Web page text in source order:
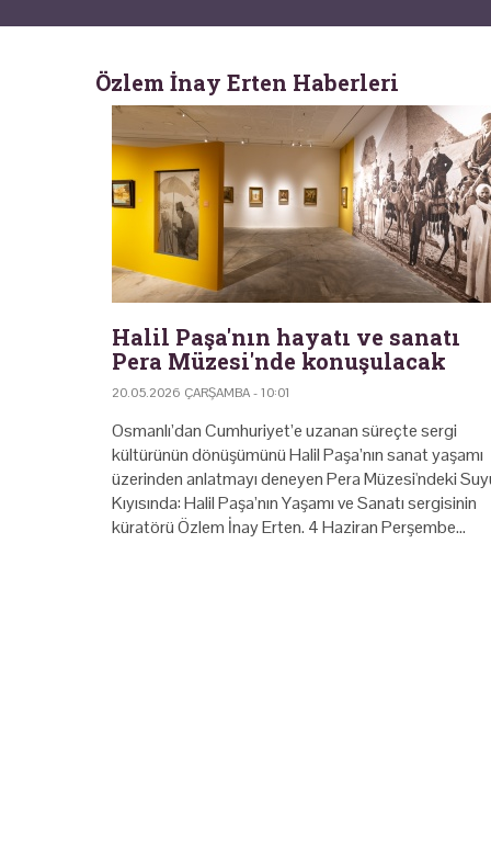
Özlem İnay Erten Haberleri
Halil Paşa'nın hayatı ve sanatı
Pera Müzesi'nde konuşulacak
20.05.2026 ÇARŞAMBA - 10:01
Osmanlı’dan Cumhuriyet’e uzanan süreçte sergi
kültürünün dönüşümünü Halil Paşa’nın sanat yaşamı
üzerinden anlatmayı deneyen Pera Müzesi'ndeki
Kıyısında: Halil Paşa’nın Yaşamı ve Sanatı sergisinin
küratörü Özlem İnay Erten. 4 Haziran Perşembe…